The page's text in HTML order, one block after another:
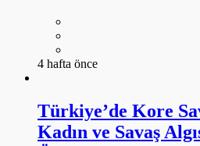
4 hafta önce
Türkiye’de Kore
Kadın ve Savaş